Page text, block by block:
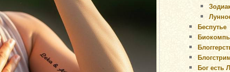
Беспутье
Бог есть